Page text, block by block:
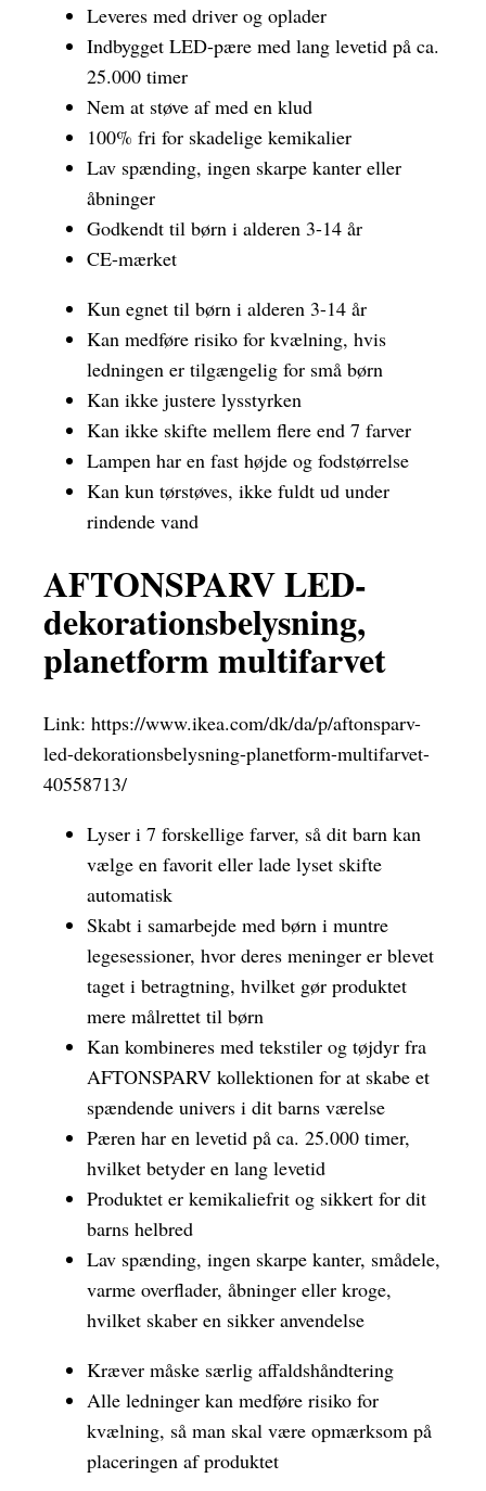
Leveres med driver og oplader
Indbygget LED-pære med lang levetid på ca.
25.000 timer
Nem at støve af med en klud
100% fri for skadelige kemikalier
Lav spænding, ingen skarpe kanter eller
åbninger
Godkendt til børn i alderen 3-14 år
CE-mærket
Kun egnet til børn i alderen 3-14 år
Kan medføre risiko for kvælning, hvis
ledningen er tilgængelig for små børn
Kan ikke justere lysstyrken
Kan ikke skifte mellem flere end 7 farver
Lampen har en fast højde og fodstørrelse
Kan kun tørstøves, ikke fuldt ud under
rindende vand
AFTONSPARV LED-
dekorationsbelysning,
planetform multifarvet
Link: https://www.ikea.com/dk/da/p/aftonsparv-
led-dekorationsbelysning-planetform-multifarvet-
40558713/
Lyser i 7 forskellige farver, så dit barn kan
vælge en favorit eller lade lyset skifte
automatisk
Skabt i samarbejde med børn i muntre
legesessioner, hvor deres meninger er blevet
taget i betragtning, hvilket gør produktet
mere målrettet til børn
Kan kombineres med tekstiler og tøjdyr fra
AFTONSPARV kollektionen for at skabe et
spændende univers i dit barns værelse
Pæren har en levetid på ca. 25.000 timer,
hvilket betyder en lang levetid
Produktet er kemikaliefrit og sikkert for dit
barns helbred
Lav spænding, ingen skarpe kanter, smådele,
varme overflader, åbninger eller kroge,
hvilket skaber en sikker anvendelse
Kræver måske særlig affaldshåndtering
Alle ledninger kan medføre risiko for
kvælning, så man skal være opmærksom på
placeringen af produktet